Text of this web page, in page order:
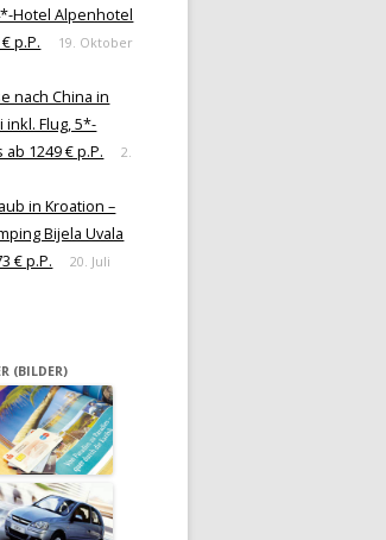
Hotel Alpenhotel
p.P.
19. Oktober
nach China in
inkl. Flug, 5*-
1249 € p.P.
2.
in Kroation –
Bijela Uvala
€ p.P.
20. Juli
(BILDER)